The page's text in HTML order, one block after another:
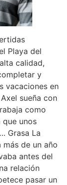
Playa del
calidad,
y
vacaciones en
sueña con
como
unos
Grasa La
de un año
antes del
relación
pasar un